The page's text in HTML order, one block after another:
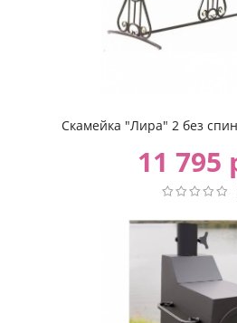
Скамейка "Лира" 2 без
11 795